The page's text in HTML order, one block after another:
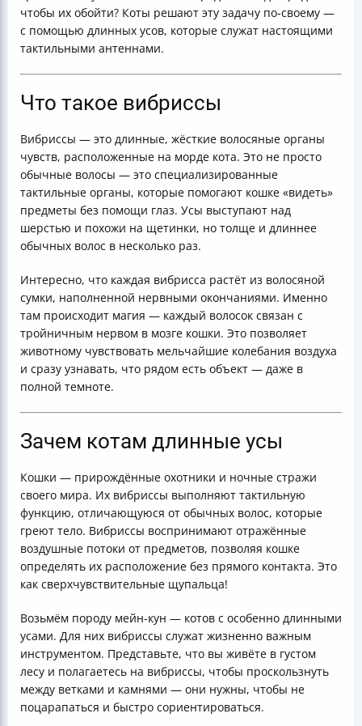
чтобы их обойти? Коты решают эту задачу по-своему —
с помощью длинных усов, которые служат настоящими
тактильными антеннами.
Что такое вибриссы
Вибриссы — это длинные, жёсткие волосяные органы
чувств, расположенные на морде кота. Это не просто
обычные волосы — это специализированные
тактильные органы, которые помогают кошке «видеть»
предметы без помощи глаз. Усы выступают над
шерстью и похожи на щетинки, но толще и длиннее
обычных волос в несколько раз.
Интересно, что каждая вибрисса растёт из волосяной
сумки, наполненной нервными окончаниями. Именно
там происходит магия — каждый волосок связан с
тройничным нервом в мозге кошки. Это позволяет
животному чувствовать мельчайшие колебания воздуха
и сразу узнавать, что рядом есть объект — даже в
полной темноте.
Зачем котам длинные усы
Кошки — прирождённые охотники и ночные стражи
своего мира. Их вибриссы выполняют тактильную
функцию, отличающуюся от обычных волос, которые
греют тело. Вибриссы воспринимают отражённые
воздушные потоки от предметов, позволяя кошке
определять их расположение без прямого контакта. Это
как сверхчувствительные щупальца!
Возьмём породу мейн-кун — котов с особенно длинными
усами. Для них вибриссы служат жизненно важным
инструментом. Представьте, что вы живёте в густом
лесу и полагаетесь на вибриссы, чтобы проскользнуть
между ветками и камнями — они нужны, чтобы не
поцарапаться и быстро сориентироваться.